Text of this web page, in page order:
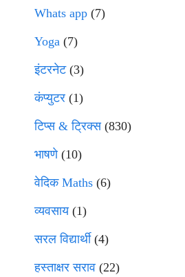
Whats app (7)
Yoga (7)
इंटरनेट(3)
कंप्युटर (1)
टिप्स & ट्रिक्स(830)
भाषणे(10)
वेदिक Maths (6)
व्यवसाय(1)
सरल विद्यार्थी(4)
हस्ताक्षर सराव (22)